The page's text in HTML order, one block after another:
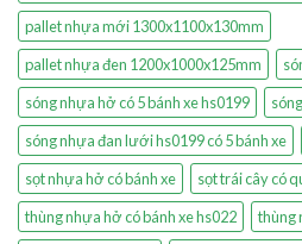
pallet nhựa mới 1300x1100x130mm
pallet nhựa đen 1200x1000x125mm
sóng nhựa hở có 5 bánh xe hs0199
sóng nhựa đan lưới hs0199 có 5 bánh xe
sọt nhựa hở có bánh xe
sọt trái cây có
thùng nhựa hở có bánh xe hs022
thùng